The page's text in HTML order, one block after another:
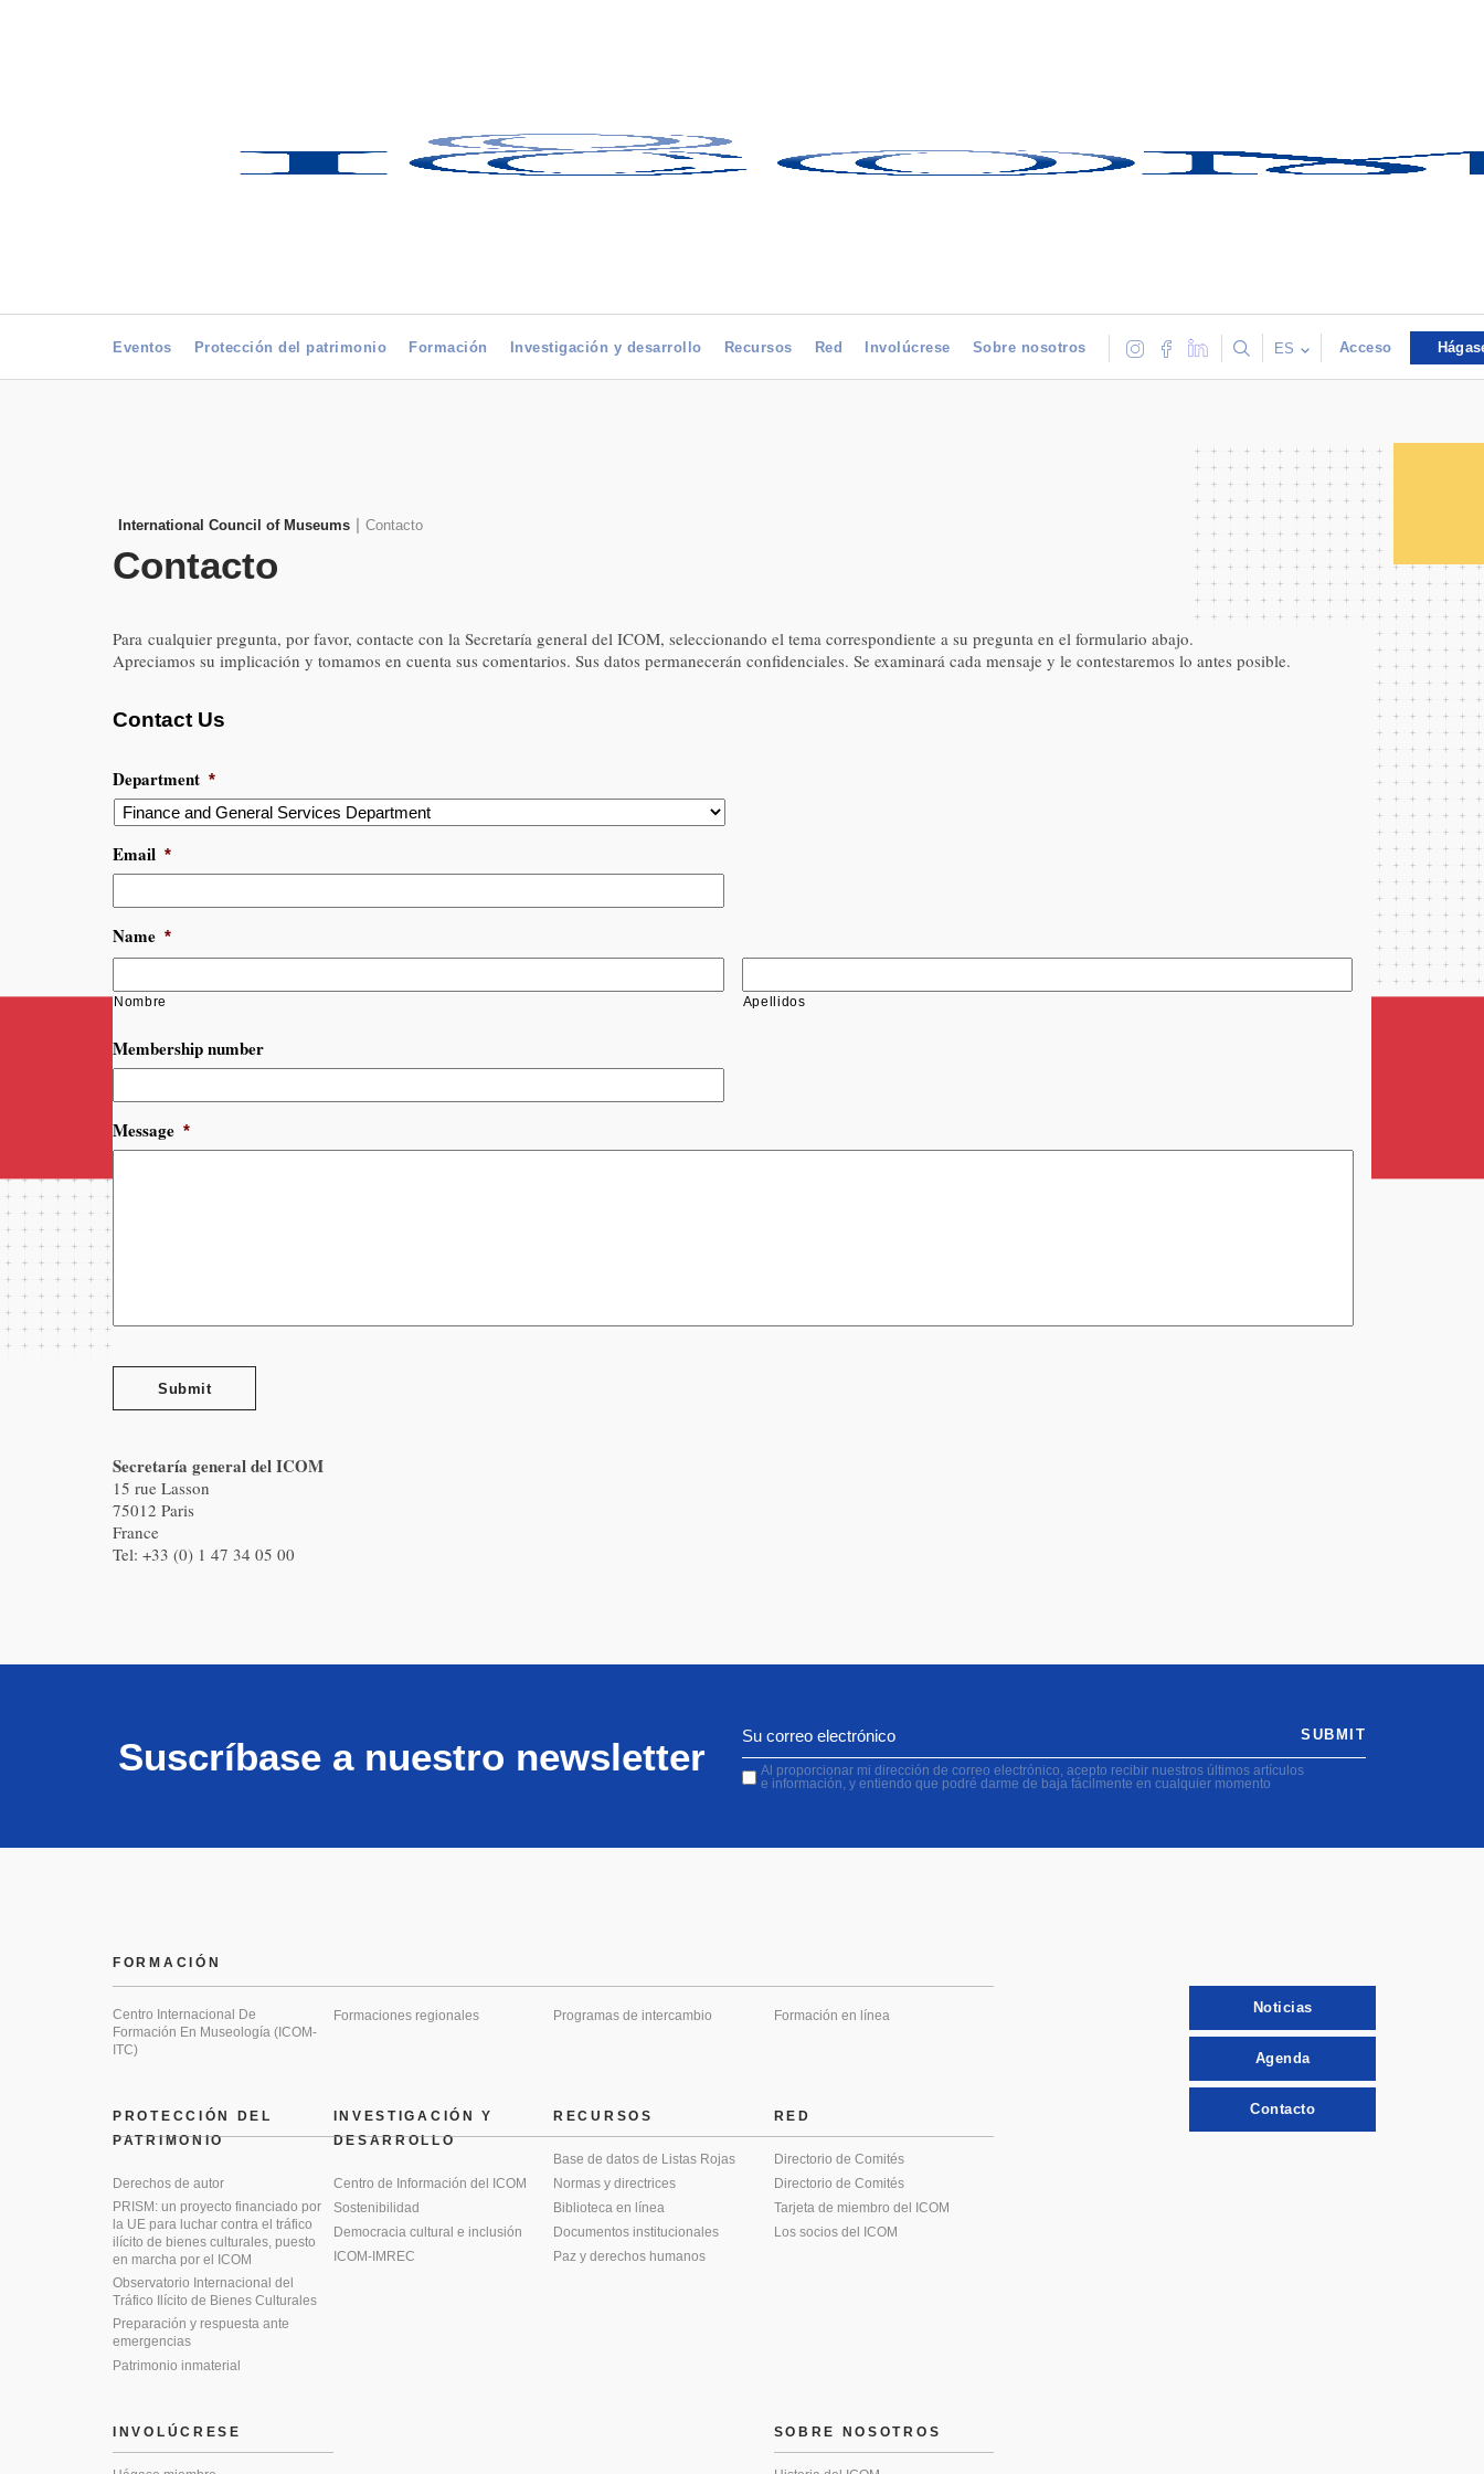
Eventos Protección del patrimonio Formación Investigación y desarrollo Recursos Red Involúcrese Sobre nosotros ES Acceso
International Council of Museums | Contacto
Contacto
Para cualquier pregunta, por favor, contacte con la Secretaría general del ICOM, seleccionando el tema correspondiente a su pregunta en el formulario abajo.
Apreciamos su implicación y tomamos en cuenta sus comentarios. Sus datos permanecerán confidenciales. Se examinará cada mensaje y le contestaremos lo antes posible.
Contact Us
Department *
Email *
Name *
Nombre Apellidos
Membership number
Message *
Submit
Secretaría general del ICOM
15 rue Lasson
75012 Paris
France
Tel: +33 (0) 1 47 34 05 00
Suscríbase a nuestro newsletter
Al proporcionar mi dirección de correo electrónico, acepto recibir nuestros últimos artículos
e información, y entiendo que podré darme de baja fácilmente en cualquier momento
SUBMIT
PROTECCIÓN DEL
PATRIMONIO
Derechos de autor
PRISM: un proyecto financiado por
la UE para luchar contra el tráfico
ilícito de bienes culturales, puesto
en marcha por el ICOM
Observatorio Internacional del
Tráfico Ilícito de Bienes Culturales
Preparación y respuesta ante
emergencias
Patrimonio inmaterial
FORMACIÓN
Centro Internacional De
Formación En Museología (ICOM-
ITC)
Formaciones regionales Programas de intercambio Formación en línea
INVESTIGACIÓN Y
DESARROLLO
Centro de Información del ICOM
Sostenibilidad
Democracia cultural e inclusión
ICOM-IMREC
RECURSOS
Base de datos de Listas Rojas
Normas y directrices
Biblioteca en línea
Documentos institucionales
Paz y derechos humanos
RED
Directorio de Comités
Directorio de Comités
Tarjeta de miembro del ICOM
Los socios del ICOM
INVOLÚCRESE SOBRE NOSOTROS
Noticias
Agenda
Contacto